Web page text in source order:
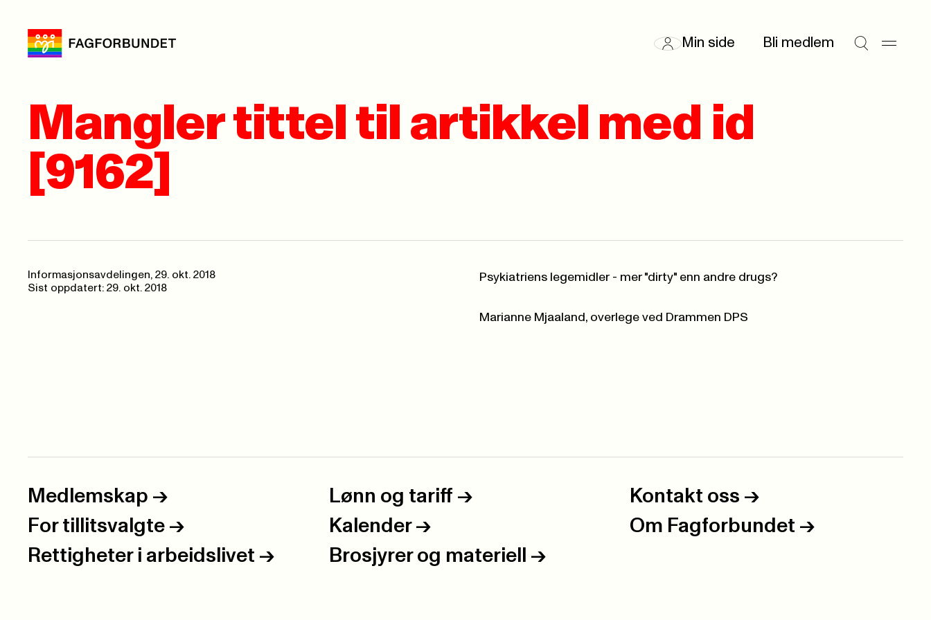
Min side Bli medlem
Mangler tittel til artikkel med id
[9162]
Informasjonsavdelingen, 29. okt. 2018
Sist oppdatert: 29. okt. 2018
Psykiatriens legemidler - mer "dirty" enn andre drugs?
Marianne Mjaaland, overlege ved Drammen DPS
Medlemskap -> Lønn og tariff -> Kontakt oss ->
For tillitsvalgte -> Kalender -> Om Fagforbundet ->
Rettigheter i arbeidslivet -> Brosjyrer og materiell ->